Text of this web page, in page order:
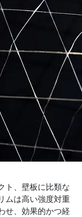
ト、壁板に比類な
ムは高い強度対重
せ、効果的かつ経